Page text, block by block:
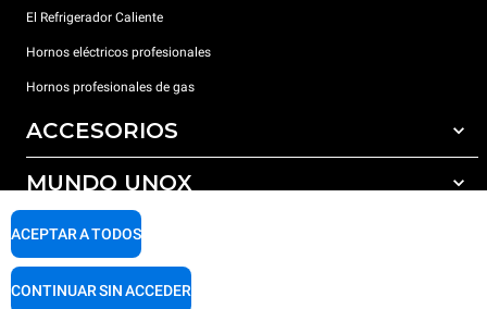
El Refrigerador Caliente
Hornos eléctricos profesionales
Hornos profesionales de gas
ACCESORIOS
Todos los accesorios
Detergentes para lavado automático
Detergentes para lavado manual
Tratamiento de agua con filtros de resina
MUNDO UNOX
Nuestras sedes en el mundo
SOPORTE
Garantía Unox
ACEPTAR A TODOS
CONTINUAR SIN ACCEDER